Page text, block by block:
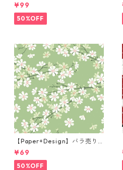
キン Portchie Art Lunch in t
he Garden オレンジ
¥99
50%OFF
【Paper+Design】バラ売り2
枚 ランチサイズ ペーパーナプ
キン Cherry tree グリーンxピ
ンク
¥69
50%OFF